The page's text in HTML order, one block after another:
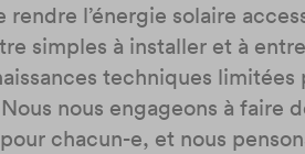
l’énergie solaire
simples à installer et à
techniques
nous engageons à faire
chacun-e, et nous